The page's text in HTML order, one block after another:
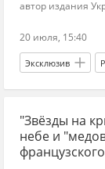
режиссер
автор издания
20 июля, 15:40
Эксклюзив
Майдан
Владимир
"Звёзды на
небе и